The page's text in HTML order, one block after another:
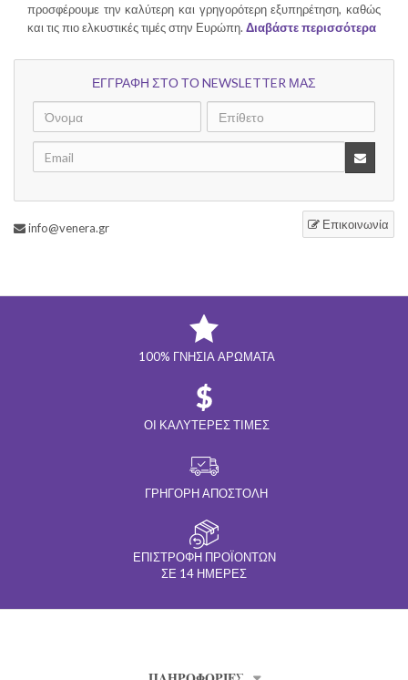
προσφέρουμε την καλύτερη και γρηγορότερη εξυπηρέτηση, καθώς
και τις πιο ελκυστικές τιμές στην Ευρώπη. Διαβάστε περισσότερα
ΕΓΓΡΑΦΗ ΣΤΟ ΤΟ NEWSLETTER ΜΑΣ
Επικοινωνία
info@venera.gr
100% ΓΝΉΣΙΑ ΑΡΏΜΑΤΑ
ΟΙ ΚΑΛΎΤΕΡΕΣ ΤΙΜΈΣ
ΓΡΉΓΟΡΗ ΑΠΟΣΤΟΛΉ
ΕΠΙΣΤΡΟΦΉ ΠΡΟΪΌΝΤΩΝ
ΣΕ 14 ΗΜΈΡΕΣ